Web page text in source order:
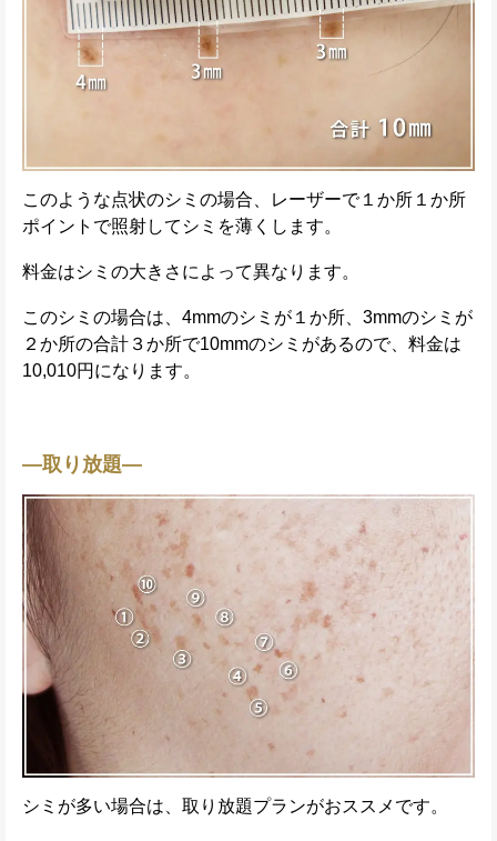
このような点状のシミの場合、レーザーで１か所１か所
ポイントで照射してシミを薄くします。
料金はシミの大きさによって異なります。
このシミの場合は、4mmのシミが１か所、3mmのシミが
２か所の合計３か所で10mmのシミがあるので、料金は
10,010円になります。
—取り放題—
シミが多い場合は、取り放題プランがおススメです。